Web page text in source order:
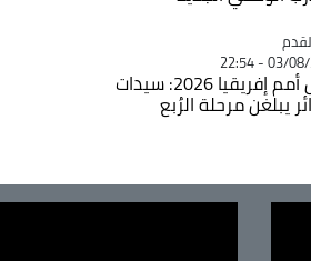
03/08/
كأس أمم إفريقيا 2026: سيدات
يبلغن مرحلة الرُبع